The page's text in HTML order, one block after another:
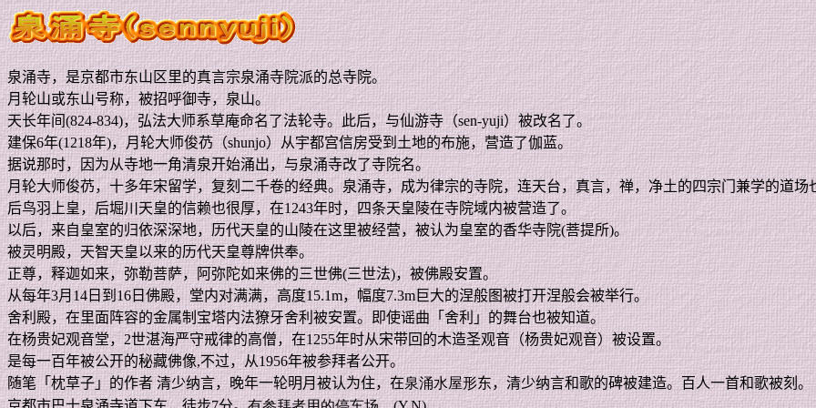
泉涌寺，是京都市东山区里的真言宗泉涌寺院派的总寺院。
月轮山或东山号称，被招呼御寺，泉山。
天长年间(824-834)，弘法大师系草庵命名了法轮寺。此后，与仙游寺（sen-yuji）被改名了。
建保6年(1218年)，月轮大师俊芿（shunjo）从宇都宫信房受到土地的布施，营造了伽蓝。
据说那时，因为从寺地一角清泉开始涌出，与泉涌寺改了寺院名。
月轮大师俊芿，十多年宋留学，复刻二千卷的经典。泉涌寺，成为律宗的寺院，连天台，真言，禅，净土的四宗门兼学的道场
后鸟羽上皇，后堀川天皇的信赖也很厚，在1243年时，四条天皇陵在寺院域内被营造了。
以后，来自皇室的归依深深地，历代天皇的山陵在这里被经营，被认为皇室的香华寺院(菩提所)。
被灵明殿，天智天皇以来的历代天皇尊牌供奉。
正尊，释迦如来，弥勒菩萨，阿弥陀如来佛的三世佛(三世法)，被佛殿安置。
从每年3月 14 日到16日佛殿，堂内对满满，高度15.1m，幅度7.3m巨大的涅般图被打开涅般会被举行。
舍利殿，在里面阵容的金属制宝塔内法獠牙舍利被安置。即使谣曲「舍利」的舞台也被知道。
在杨贵妃观音堂，2世湛海严守戒律的高僧，在1255年时从宋带回的木造圣观音（杨贵妃观音）被设置。
是每一百年被公开的秘藏佛像,不过，从1956年被参拜者公开。
随笔「枕草子」的作者 清少纳言，晚年一轮明月被认为住，在泉涌水屋形东，清少纳言和歌的碑被建造。百人一首和歌被刻。